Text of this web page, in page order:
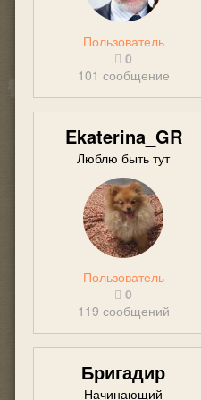
Пользователь
0
101 сообщение
Ekaterina_GR
Люблю быть тут
Пользователь
0
119 сообщений
Бригадир
Начинающий